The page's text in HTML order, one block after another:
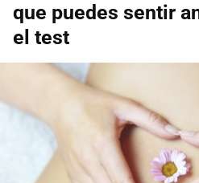
que puedes sentir
el test